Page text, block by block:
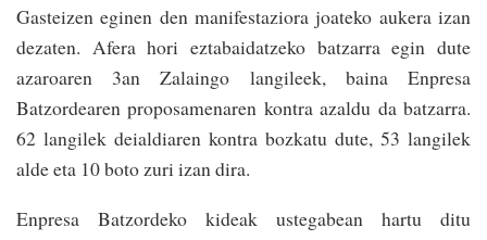
Gasteizen eginen den manifestaziora joateko aukera izan
dezaten. Afera hori eztabaidatzeko batzarra egin dute
azaroaren 3an Zalaingo langileek, baina Enpresa
Batzordearen proposamenaren kontra azaldu da batzarra.
62 langilek deialdiaren kontra bozkatu dute, 53 langilek
alde eta 10 boto zuri izan dira.
Enpresa Batzordeko kideak ustegabean hartu ditu